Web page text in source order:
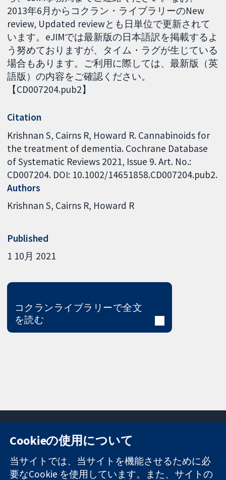
2013年6月からコクラン・ライブラリーのNew
review, Updated reviewとも日単位で更新されて
います。eJIMでは最新版の日本語訳を掲載するよ
う努めておりますが、タイム・ラグが生じている
場合もあります。ご利用に際しては、最新版（英
語版）の内容をご確認ください。
【CD007204.pub2】
Citation
Krishnan S, Cairns R, Howard R. Cannabinoids for
the treatment of dementia. Cochrane Database
of Systematic Reviews 2021, Issue 9. Art. No.:
CD007204. DOI: 10.1002/14651858.CD007204.pub2.
Authors
Krishnan S Cairns R Howard R
Published
1 10月 2021
コクランライブラリーで全文
を読む
信頼できるエビ
11-13 Cavendish
Square
London
お問い合わせ
ニュース
広報
Cookieの使用について
当サイトでは、当サイトを機能させるために必
要なCookie を使用しています。また、サイトの